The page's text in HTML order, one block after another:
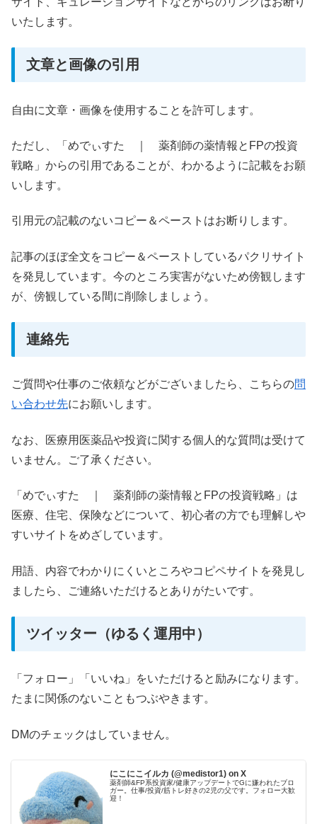
いたします。
文章と画像の引用
自由に文章・画像を使用することを許可します。
ただし、「めでぃすた ｜ 薬剤師の薬情報とFPの投資
戦略」からの引用であることが、わかるように記載をお願
いします。
引用元の記載のないコピー＆ペーストはお断りします。
記事のほぼ全文をコピー＆ペーストしているパクリサイト
を発見しています。今のところ実害がないため傍観します
が、傍観している間に削除しましょう。
連絡先
ご質問や仕事のご依頼などがございましたら、こちらの問
い合わせ先にお願いします。
なお、医療用医薬品や投資に関する個人的な質問は受けて
いません。ご了承ください。
「めでぃすた ｜ 薬剤師の薬情報とFPの投資戦略」は
医療、住宅、保険などについて、初心者の方でも理解しや
すいサイトをめざしています。
用語、内容でわかりにくいところやコピペサイトを発見し
ましたら、ご連絡いただけるとありがたいです。
ツイッター（ゆるく運用中）
「フォロー」「いいね」をいただけると励みになります。
たまに関係のないこともつぶやきます。
DMのチェックはしていません。
にこにこイルカ (@medistor1) on X
薬剤師&FP系投資家/健康アップデートでGに嫌われたブロ
ガー。仕事/投資/筋トレ好きの2児の父です。フォロー大歓
迎！